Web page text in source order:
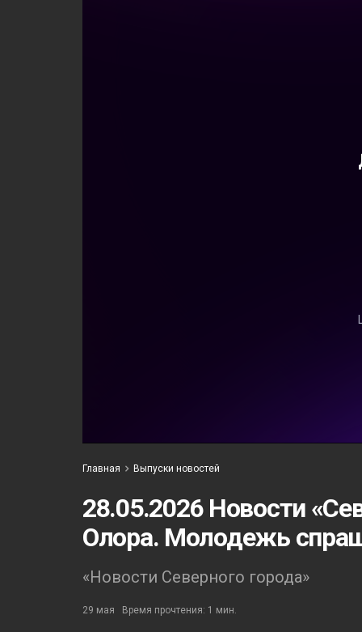
Главная Выпуски новостей
28.05.2026 Новости
Олора. Молодежь
«Новости Северного города»
29 мая Время прочтения: 1 мин.